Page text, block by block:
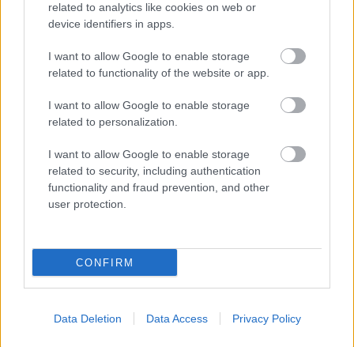
related to analytics like cookies on web or
device identifiers in apps.
I want to allow Google to enable storage
related to functionality of the website or app.
I want to allow Google to enable storage
related to personalization.
I want to allow Google to enable storage
related to security, including authentication
functionality and fraud prevention, and other
user protection.
CONFIRM
Data Deletion Data Access Privacy Policy
Helen Doron Early English
Szólj hozzá!
A hozzászóláshoz be kell lépned!